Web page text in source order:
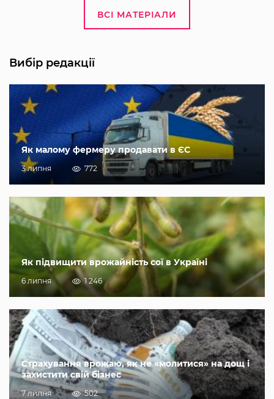
ВСІ МАТЕРІАЛИ
Вибір редакції
Як малому фермеру продавати в ЄС
3 липня 772
Як підвищити врожайність сої в Україні
6 липня 1 246
Страхування врожаю, як не «молитися» на дощ і
захистити свій бізнес
7 липня 502